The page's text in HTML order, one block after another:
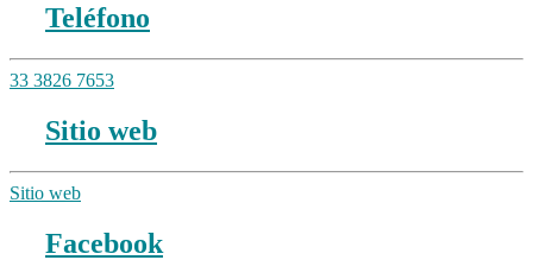
Teléfono
33 3826 7653
Sitio web
Sitio web
Facebook